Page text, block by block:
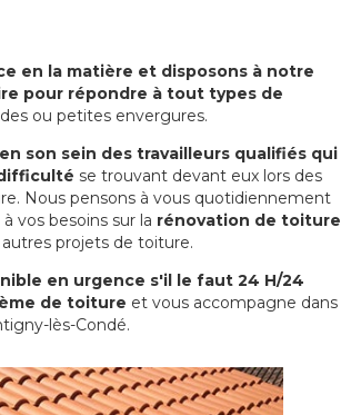
en la matière et disposons à notre
pour répondre à tout types de
ou petites envergures.
son sein des travailleurs qualifiés qui
se trouvant devant eux lors des
Nous pensons à vous quotidiennement
vos besoins sur la rénovation de toiture
projets de toiture.
en urgence s'il le faut 24 H/24
de toiture et vous accompagne dans
lès-Condé.